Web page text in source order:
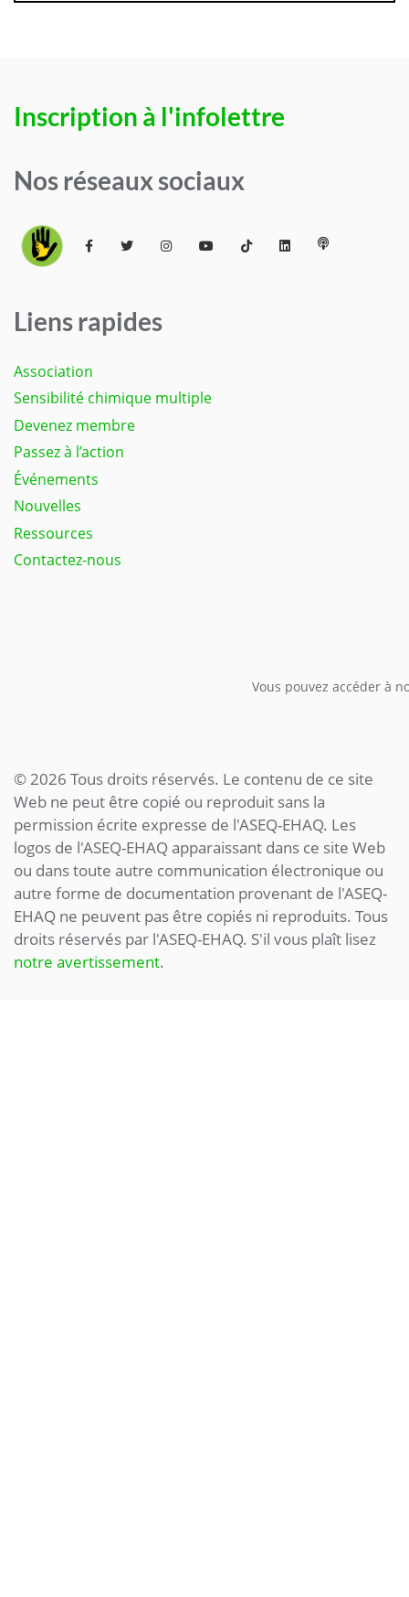
Inscription à l'infolettre
Nos réseaux sociaux
Liens rapides
Association
Sensibilité chimique multiple
Devenez membre
Passez à l’action
Événements
Nouvelles
Ressources
Contactez-nous
Vous pouvez accéder à
© 2026 Tous droits réservés. Le contenu de ce site
Web ne peut être copié ou reproduit sans la
permission écrite expresse de l'ASEQ-EHAQ. Les
logos de l'ASEQ-EHAQ apparaissant dans ce site Web
ou dans toute autre communication électronique ou
autre forme de documentation provenant de l'ASEQ-
EHAQ ne peuvent pas être copiés ni reproduits. Tous
droits réservés par l'ASEQ-EHAQ. S'il vous plaît lisez
notre avertissement.